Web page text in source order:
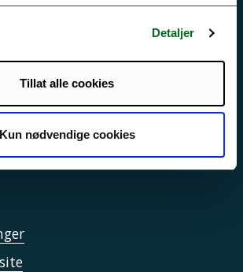
Detaljer
Tillat alle cookies
Kun nødvendige cookies
og personvern